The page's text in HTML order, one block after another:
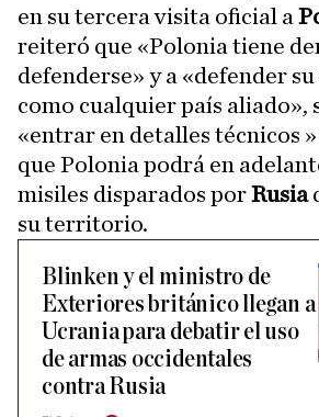
en su tercera visita oficial a
reiteró que «Polonia tiene
defenderse» y a «defender
como cualquier país aliado»,
«entrar en detalles técnicos
que Polonia podrá en
misiles disparados porRusia
su territorio.
Blinken y el ministro de
Exteriores británico llegan a
Ucrania para debatir el uso
de armas occidentales
contra Rusia